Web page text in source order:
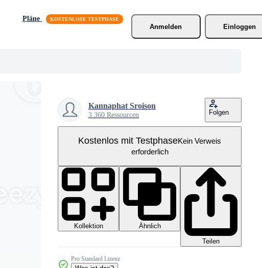
Pläne
Anmelden
Einloggen
Kannaphat Sroison
3.360 Ressourcen Folgen
Kostenlos mit TestphaseKein Verweis
erforderlich
Kollektion
Ähnlich
Teilen
Pro Standard Lizenz